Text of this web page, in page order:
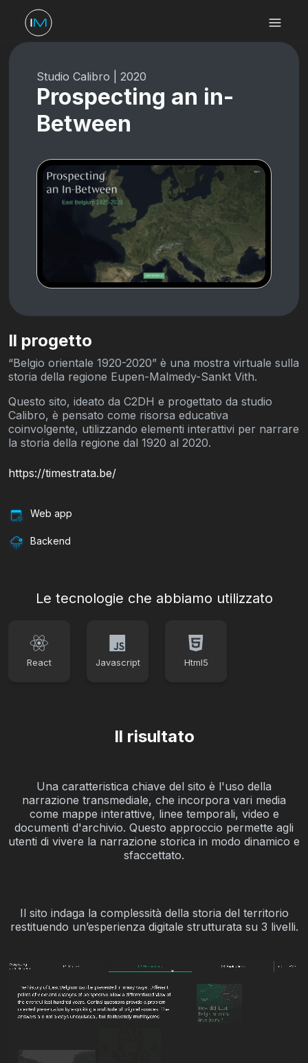
Studio Calibro 2020
Prospecting an in-
Between
Il progetto
“Belgio orientale 1920-2020” è una mostra virtuale sulla
storia della regione Eupen-Malmedy-Sankt Vith.
Questo sito, ideato da C2DH e progettato da studio
Calibro, è pensato come risorsa educativa
coinvolgente, utilizzando elementi interattivi per narrare
la storia della regione dal 1920 al 2020.
https://timestrata.be/
Web app
Backend
Le tecnologie che abbiamo utilizzato
React Javascript Html5
Il risultato
Una caratteristica chiave del sito è l'uso della
narrazione transmediale, che incorpora vari media
come mappe interattive, linee temporali, video e
documenti d'archivio. Questo approccio permette agli
utenti di vivere la narrazione storica in modo dinamico e
sfaccettato.
Il sito indaga la complessità della storia del territorio
restituendo un’esperienza digitale strutturata su 3 livelli.